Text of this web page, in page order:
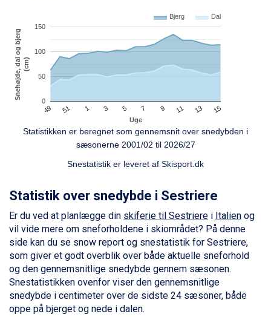
Zell am See fra DKK 4.095
Canazei fra DKK 4.745
Livigno fra DKK 4.145
Ponte di Legno fra DKK 4.745
Sauze dOulx fra DKK 4.045
Alleghe fra DKK 5.595
Bad Gastein fra DKK 4.195
La Thuile fra DKK 4.595
Val Thorens fra DKK 5.395
Cervinia fra DKK 5.295
Saalbach fra DKK 5.945
Sölden fra DKK 8.445
Bad Hofgastein fra DKK 5.495
Champoluc fra DKK 3.795
Sestriere fra DKK 4.395
Wagrain fra DKK 4.645
Ischgl fra DKK 7.095
Fieberbrunn fra DKK 6.145
St. Anton fra DKK 7.245
Zell am See fra DKK 4.095
Bjerg Dal
49 51 1 3 5 7 9 11 13 15
0
50
100
150
Uge
Snehøjde, dal og bjerg(cm)
Statistikken er beregnet som gennemsnit over snedybden i
sæsonerne 2001/02 til 2026/27
Snestatistik er leveret af Skisport.dk
Statistik over snedybde i Sestriere
Er du ved at planlægge din skiferie til Sestriere i Italien og
vil vide mere om sneforholdene i skiområdet? På denne
side kan du se snow report og snestatistik for Sestriere,
som giver et godt overblik over både aktuelle sneforhold
og den gennemsnitlige snedybde gennem sæsonen.
Snestatistikken ovenfor viser den gennemsnitlige
snedybde i centimeter over de sidste 24 sæsoner, både
oppe på bjerget og nede i dalen.